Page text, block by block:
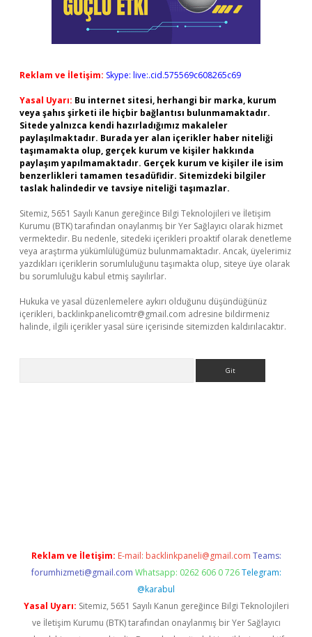
Reklam ve İletişim: Skype: live:.cid.575569c608265c69
Yasal Uyarı: Bu internet sitesi, herhangi bir marka, kurum
veya şahıs şirketi ile hiçbir bağlantısı bulunmamaktadır.
Sitede yalnızca kendi hazırladığımız makaleler
paylaşılmaktadır. Burada yer alan içerikler haber niteliği
taşımamakta olup, gerçek kurum ve kişiler hakkında
paylaşım yapılmamaktadır. Gerçek kurum ve kişiler ile isim
benzerlikleri tamamen tesadüfidir. Sitemizdeki bilgiler
taslak halindedir ve tavsiye niteliği taşımazlar.
Sitemiz, 5651 Sayılı Kanun gereğince Bilgi Teknolojileri ve İletişim
Kurumu (BTK) tarafından onaylanmış bir Yer Sağlayıcı olarak hizmet
vermektedir. Bu nedenle, sitedeki içerikleri proaktif olarak denetleme
veya araştırma yükümlülüğümüz bulunmamaktadır. Ancak, üyelerimiz
yazdıkları içeriklerin sorumluluğunu taşımakta olup, siteye üye olarak
bu sorumluluğu kabul etmiş sayılırlar.
Hukuka ve yasal düzenlemelere aykırı olduğunu düşündüğünüz
içerikleri, backlinkpanelicomtr@gmail.com adresine bildirmeniz
halinde, ilgili içerikler yasal süre içerisinde sitemizden kaldırılacaktır.
Reklam ve İletişim: E-mail: backlinkpaneli@gmail.com Teams:
forumhizmeti@gmail.com Whatsapp: 0262 606 0 726 Telegram:
@karabul
Yasal Uyarı: Sitemiz, 5651 Sayılı Kanun gereğince Bilgi Teknolojileri
ve İletişim Kurumu (BTK) tarafından onaylanmış bir Yer Sağlayıcı